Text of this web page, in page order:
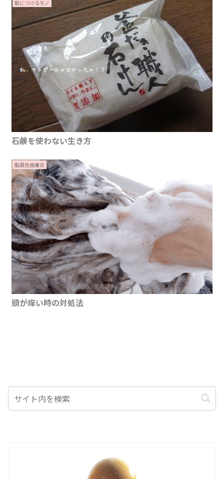
肌につけるモノ
石鹸を使わない生き方
脂漏性皮膚炎
頭が痒い時の対処法